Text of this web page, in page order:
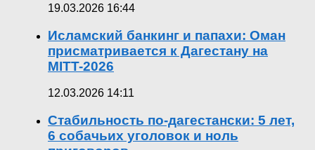
19.03.2026 16:44
Исламский банкинг и папахи: Оман
присматривается к Дагестану на
MITT-2026
12.03.2026 14:11
Стабильность по-дагестански: 5 лет,
6 собачьих уголовок и ноль